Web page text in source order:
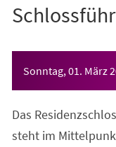
Sonntag, 01. März
Das
steht im